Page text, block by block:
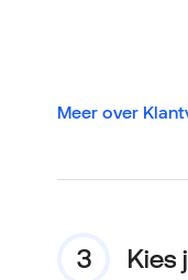
Meer over
Kies